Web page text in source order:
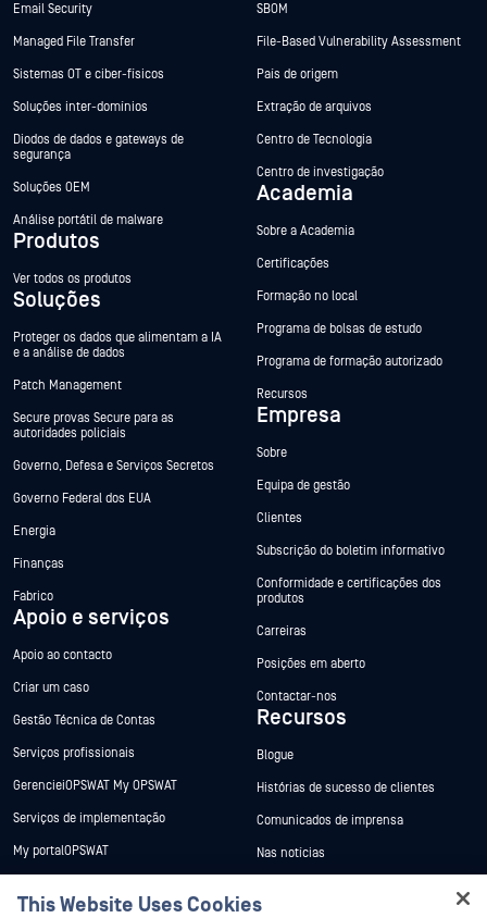
Email Security
Managed File Transfer
Sistemas OT e ciber-físicos
Soluções inter-domínios
Diodos de dados e gateways de
segurança
Soluções OEM
Análise portátil de malware
Produtos
Ver todos os produtos
Soluções
Proteger os dados que alimentam a IA
e a análise de dados
Patch Management
Secure provas Secure para as
autoridades policiais
Governo, Defesa e Serviços Secretos
Governo Federal dos EUA
Energia
Finanças
Fabrico
Apoio e serviços
Apoio ao contacto
Criar um caso
Gestão Técnica de Contas
Serviços profissionais
GerencieiOPSWAT My OPSWAT
Serviços de implementação
My portalOPSWAT
SBOM
File-Based Vulnerability Assessment
País de origem
Extração de arquivos
Centro de Tecnologia
Centro de investigação
Academia
Sobre a Academia
Certificações
Formação no local
Programa de bolsas de estudo
Programa de formação autorizado
Recursos
Empresa
Sobre
Equipa de gestão
Clientes
Subscrição do boletim informativo
Conformidade e certificações dos
produtos
Carreiras
Posições em aberto
Contactar-nos
Recursos
Blogue
Histórias de sucesso de clientes
Comunicados de imprensa
Nas notícias
This Website Uses Cookies